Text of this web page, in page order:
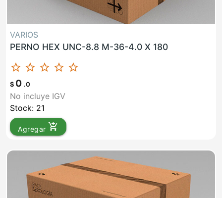
VARIOS
PERNO HEX UNC-8.8 M-36-4.0 X 180
star_border star_border star_border star_border star_border
$ 0 .0
No incluye IGV
Stock: 21
Agregar add_shopping_cart